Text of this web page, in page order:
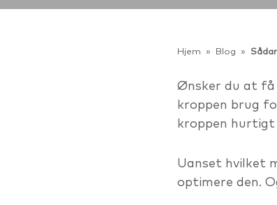
Hjem » Blog »
Ønsker du at få
kroppen brug
kroppen hurtigt
Uanset hvilket
optimere den.